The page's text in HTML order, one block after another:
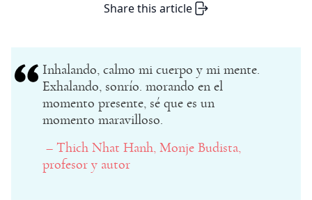
Share this article
Inhalando, calmo mi cuerpo y mi mente.
Exhalando, sonrío. morando en el
momento presente, sé que es un
momento maravilloso.
– Thich Nhat Hanh, Monje Budista,
profesor y autor